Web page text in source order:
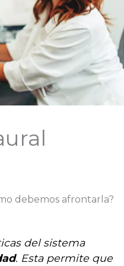
debemos afrontarla?
del sistema
. Esta permite que